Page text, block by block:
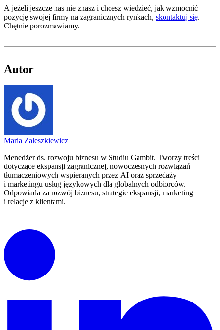
A jeżeli jeszcze nas nie znasz i chcesz wiedzieć, jak wzmocnić
pozycję swojej firmy na zagranicznych rynkach, skontaktuj się.
Chętnie porozmawiamy.
Autor
Maria Zaleszkiewicz
Menedżer ds. rozwoju biznesu w Studiu Gambit. Tworzy treści
dotyczące ekspansji zagranicznej, nowoczesnych rozwiązań
tłumaczeniowych wspieranych przez AI oraz sprzedaży
i marketingu usług językowych dla globalnych odbiorców.
Odpowiada za rozwój biznesu, strategie ekspansji, marketing
i relacje z klientami.